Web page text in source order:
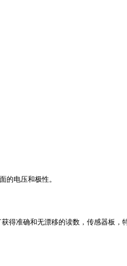
的电压和极性。
得准确和无漂移的读数，传感器板